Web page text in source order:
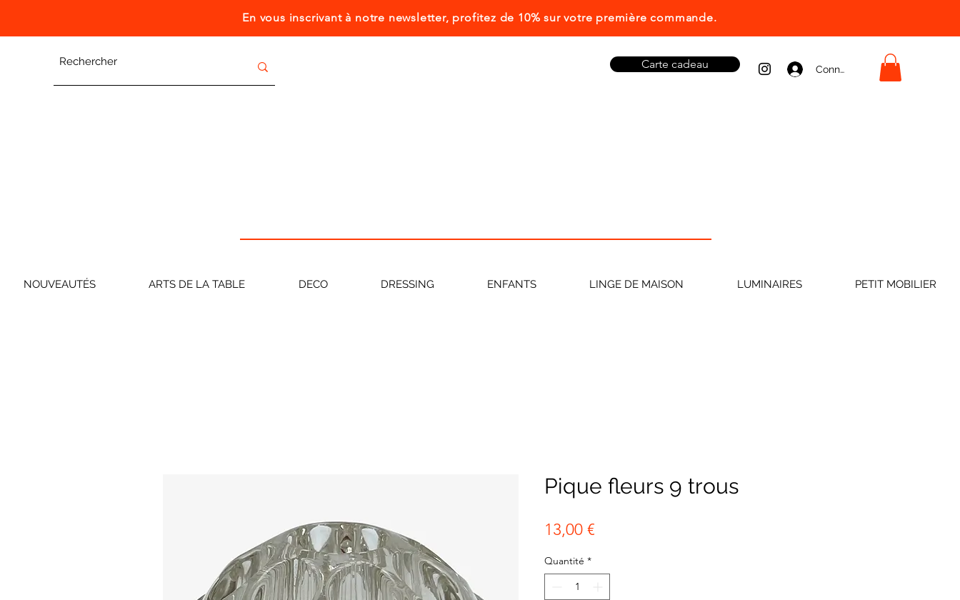
En vous inscrivant à notre newsletter, profitez de 10% sur votre première commande.
Carte cadeau Connexion
NOUVEAUTÉS ARTS DE LA TABLE DECO DRESSING ENFANTS LINGE DE MAISON LUMINAIRES PETIT MOBILIER
Pique fleurs 9 trous
13,00 €
Quantité *